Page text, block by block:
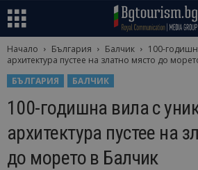
Начало България Балчик
100-
архитектура пустее на златно място до
БЪЛГАРИЯ
БАЛЧИК
100-годишна вила с
архитектура пустее на
до морето в Балчик